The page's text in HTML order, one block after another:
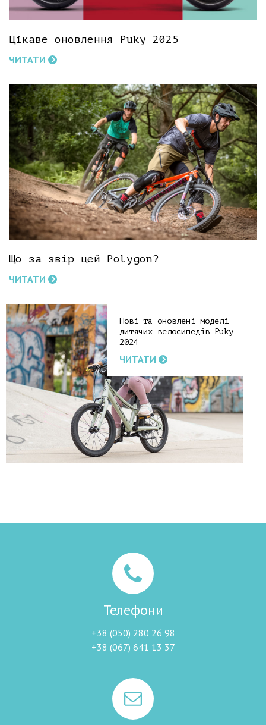
Цікаве оновлення Puky 2025
ЧИТАТИ
Що за звір цей Polygon?
ЧИТАТИ
Нові та оновлені моделі
дитячих велосипедів Puky
2024
ЧИТАТИ
Телефони
+38 (050) 280 26 98
+38 (067) 641 13 37